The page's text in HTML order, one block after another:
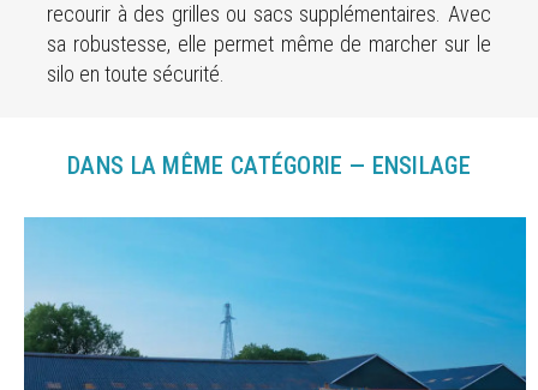
recourir à des grilles ou sacs supplémentaires. Avec
sa robustesse, elle permet même de marcher sur le
silo en toute sécurité.
DANS LA MÊME CATÉGORIE — ENSILAGE